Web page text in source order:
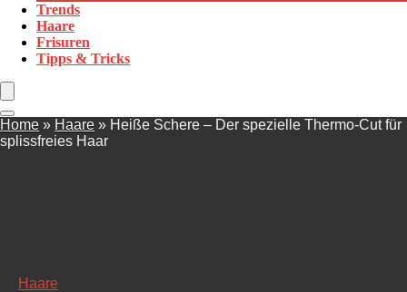
Trends
Haare
Frisuren
Tipps & Tricks
Home » Haare » Heiße Schere – Der spezielle Thermo-Cut für
splissfreies Haar
Haare